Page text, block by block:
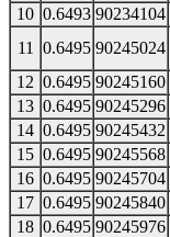
10 0.6493 90234104
11
0.6495 90245024
12 0.6495 90245160
13 0.6495 90245296
14 0.6495 90245432
15 0.6495 90245568
16 0.6495 90245704
17 0.6495 90245840
18 0.6495 90245976